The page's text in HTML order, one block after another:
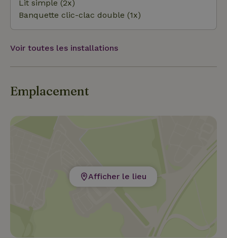
Lit simple (2x)
Banquette clic-clac double (1x)
Voir toutes les installations
Emplacement
Afficher le lieu